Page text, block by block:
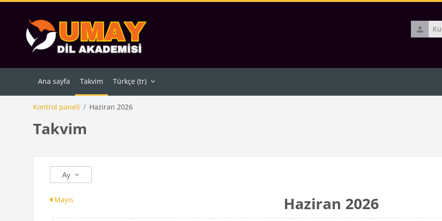
Kullanıcı
adı
Ana sayfa Takvim Türkçe ‎(tr)‎
Kontrol paneli Haziran 2026
Takvim
Ay
Mayıs Haziran 2026